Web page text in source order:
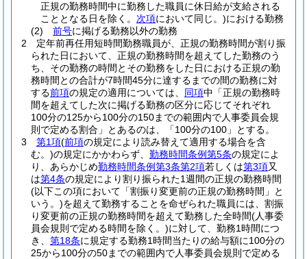
正規の勤務時間中に勤務した職員に休日給が支給される
こととなる日を除く。 次項において同じ。)における勤務
(2)
前号に掲げる勤務以外の勤務
2
定年前再任用短時間勤務職員が、正規の勤務時間が割り振
られた日において、正規の勤務時間を超えてした勤務のう
ち、その勤務の時間とその勤務をした日における正規の勤
務時間との合計が7時間45分に達するまでの間の勤務に対
する前項の規定の適用については、 同項中「正規の勤務時
間を超えてした次に掲げる勤務の区分に応じてそれぞれ
100分の125から100分の150までの範囲内で人事委員会規
則で定める割合」とあるのは、「100分の100」とする。
3
第1項(前項の規定により読み替えて適用する場合を含
む。)の規定にかかわらず、 勤務時間条例第5条の規定によ
り、あらかじめ勤務時間条例第3条第2項若しくは第3項又
は第4条の規定により割り振られた1週間の正規の勤務時間
(以下この項において「割振り変更前の正規の勤務時間」と
いう。)を超えて勤務することを命ぜられた職員には、割振
り変更前の正規の勤務時間を超えて勤務した全時間(人事委
員会規則で定める時間を除く。)に対して、勤務1時間につ
き、 第18条に規定する勤務1時間当たりの給与額に100分の
25から100分の50までの範囲内で人事委員会規則で定める